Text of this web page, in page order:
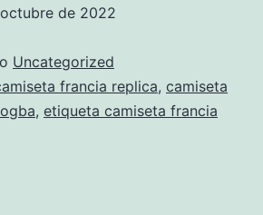
de 2022
Uncategorized
francia replica, camiseta
, etiqueta camiseta francia